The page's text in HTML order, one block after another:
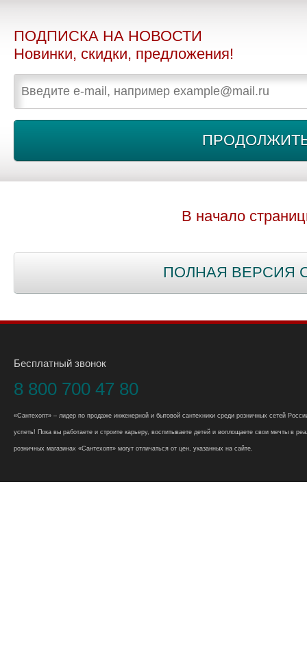
ПОДПИСКА НА НОВОСТИ
Новинки, скидки, предложения!
В начало
ПОЛНАЯ ВЕРСИЯ
Бесплатный звонок
8 800 700 47 80
«Сантехопт» – лидер по продаже инженерной и бытовой сантехники среди розничных сетей
успеть! Пока вы работаете и строите карьеру, воспитываете детей и воплощаете свои мечты в
розничных магазинах «Сантехопт» могут отличаться от цен, указанных на сайте.